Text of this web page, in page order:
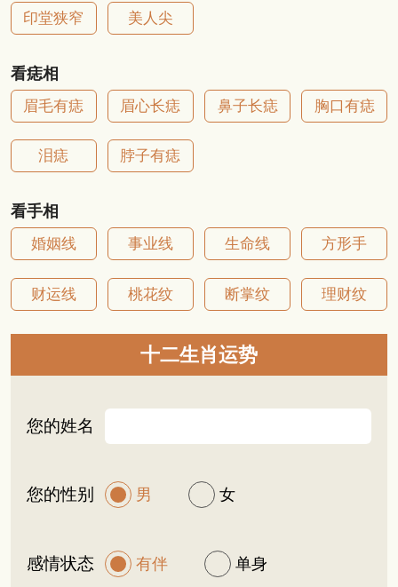
印堂狭窄 美人尖
看痣相
眉毛有痣 眉心长痣 鼻子长痣 胸口有痣
泪痣 脖子有痣
看手相
婚姻线 事业线 生命线 方形手
财运线 桃花纹 断掌纹 理财纹
十二生肖运势
您的姓名
您的性别 男 女
感情状态 有伴 单身